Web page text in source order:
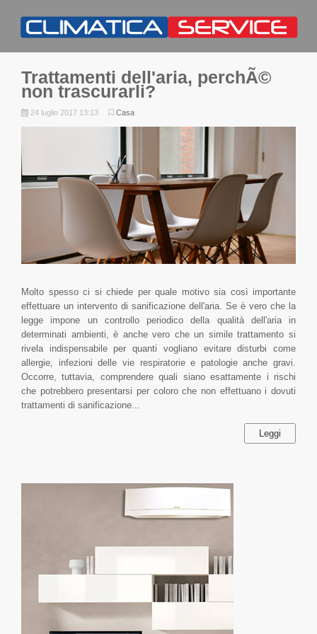
Trattamenti dell'aria, perchÃ©
non trascurarli?
24 luglio 2017 13:13 Casa
Molto spesso ci si chiede per quale motivo sia così importante
effettuare un intervento di sanificazione dell'aria. Se è vero che la
legge impone un controllo periodico della qualità dell'aria in
determinati ambienti, è anche vero che un simile trattamento si
rivela indispensabile per quanti vogliano evitare disturbi come
allergie, infezioni delle vie respiratorie e patologie anche gravi.
Occorre, tuttavia, comprendere quali siano esattamente i rischi
che potrebbero presentarsi per coloro che non effettuano i dovuti
trattamenti di sanificazione...
Leggi